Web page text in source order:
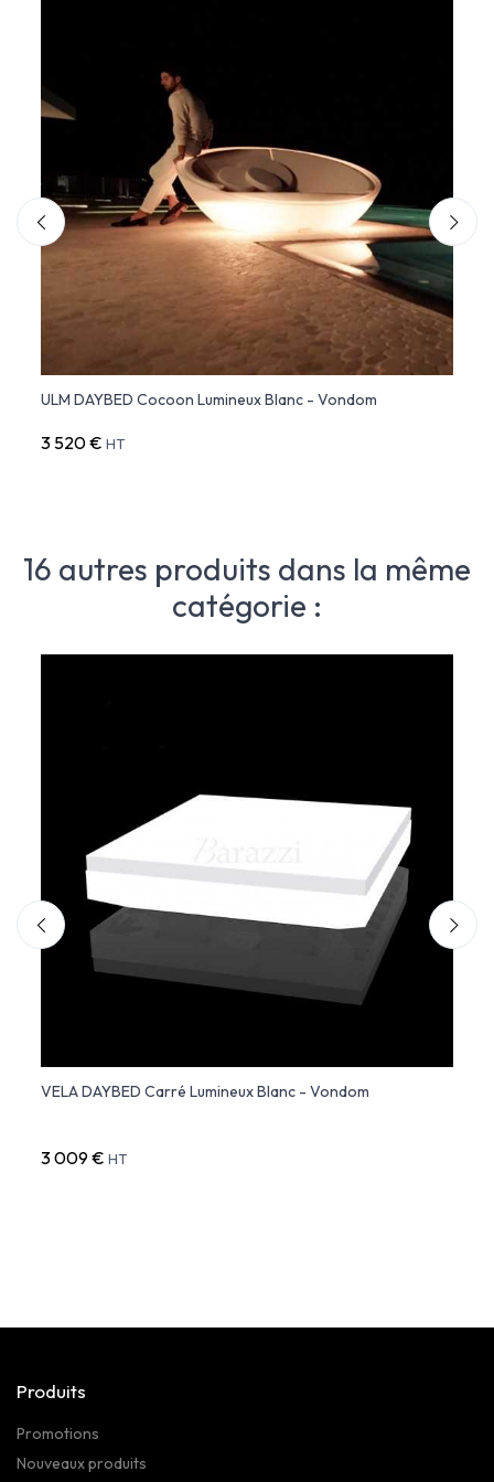
ULM DAYBED Cocoon Lumineux Blanc - Vondom
3 520 € HT
16 autres produits dans la même
catégorie :
VELA DAYBED Carré Lumineux Blanc - Vondom
3 009 € HT
Produits
Promotions
Nouveaux produits